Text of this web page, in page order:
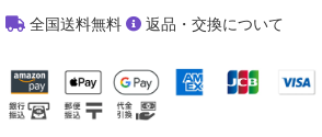
全国送料無料 返品・交換について